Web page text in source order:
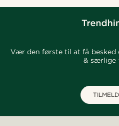
Vær den første til at få besked
& særlige